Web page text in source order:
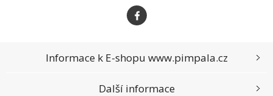
Informace k E-shopu www.pimpala.cz
Další informace